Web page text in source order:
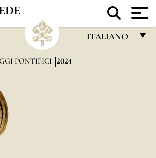
ITALIANO
PONTIFICI 2024